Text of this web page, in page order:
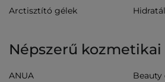
Arctisztító gélek
Népszerű
ANUA
Beauty